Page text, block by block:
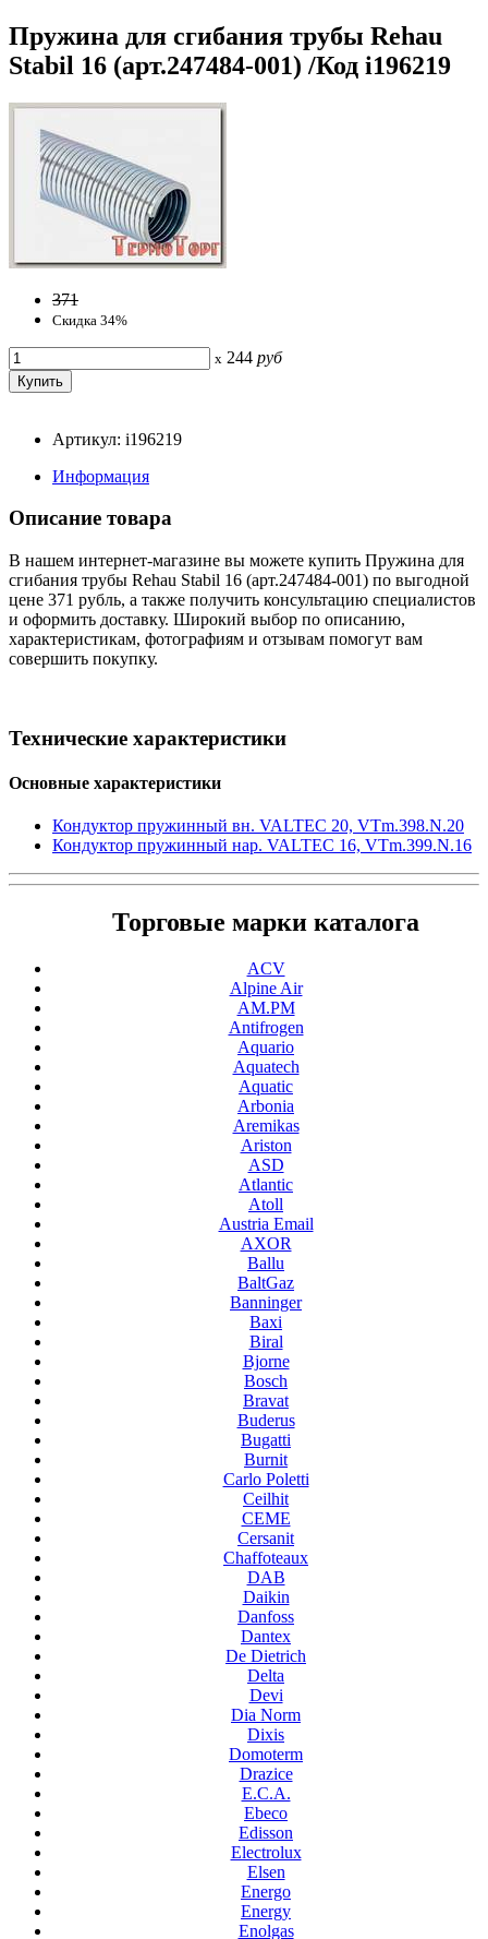
Пружина для сгибания трубы Rehau
Stabil 16 (арт.247484-001) /Код i196219
371
Скидка 34%
x 244 руб
Артикул: i196219
Информация
Описание товара
В нашем интернет-магазине вы можете купить Пружина для
сгибания трубы Rehau Stabil 16 (арт.247484-001) по выгодной
цене 371 рубль, а также получить консультацию специалистов
и оформить доставку. Широкий выбор по описанию,
характеристикам, фотографиям и отзывам помогут вам
совершить покупку.
Технические характеристики
Основные характеристики
Кондуктор пружинный вн. VALTEC 20, VTm.398.N.20
Кондуктор пружинный нар. VALTEC 16, VTm.399.N.16
Торговые марки каталога
ACV
Alpine Air
AM.PM
Antifrogen
Aquario
Aquatech
Aquatic
Arbonia
Aremikas
Ariston
ASD
Atlantic
Atoll
Austria Email
AXOR
Ballu
BaltGaz
Banninger
Baxi
Biral
Bjorne
Bosch
Bravat
Buderus
Bugatti
Burnit
Carlo Poletti
Ceilhit
CEME
Cersanit
Chaffoteaux
DAB
Daikin
Danfoss
Dantex
De Dietrich
Delta
Devi
Dia Norm
Dixis
Domoterm
Drazice
E.C.A.
Ebeco
Edisson
Electrolux
Elsen
Energo
Energy
Enolgas